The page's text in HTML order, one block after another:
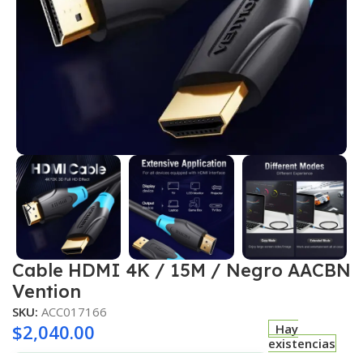
Cable HDMI 4K / 15M / Negro AACBN
Vention
SKU: ACC017166
$2,040.00
Hay
existencias